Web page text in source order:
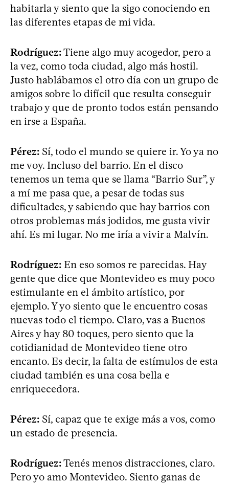
habitarla y siento que la sigo conociendo en
las diferentes etapas de mi vida.
Rodríguez:Tiene algo muy acogedor, pero a
la vez, como toda ciudad, algo más hostil.
Justo hablábamos el otro día con un grupo de
amigos sobre lo difícil que resulta conseguir
trabajo y que de pronto todos están pensando
en irse a España.
Pérez: Sí, todo el mundo se quiere ir. Yo ya no
me voy. Incluso del barrio. En el disco
tenemos un tema que se llama “Barrio Sur”, y
a mí me pasa que, a pesar de todas sus
dificultades, y sabiendo que hay barrios con
otros problemas más jodidos, me gusta vivir
ahí. Es mi lugar. No me iría a vivir a Malvín.
Rodríguez: En eso somos re parecidas. Hay
gente que dice que Montevideo es muy poco
estimulante en el ámbito artístico, por
ejemplo. Y yo siento que le encuentro cosas
nuevas todo el tiempo. Claro, vas a Buenos
Aires y hay 80 toques, pero siento que la
cotidianidad de Montevideo tiene otro
encanto. Es decir, la falta de estímulos de esta
ciudad también es una cosa bella e
enriquecedora.
Pérez: Sí, capaz que te exige más a vos, como
un estado de presencia.
Rodríguez:Tenés menos distracciones, claro.
Pero yo amo Montevideo. Siento ganas de